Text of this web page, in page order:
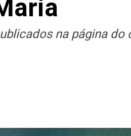
na página do